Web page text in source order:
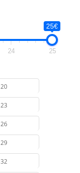
25€
24 25
20
23
26
29
32